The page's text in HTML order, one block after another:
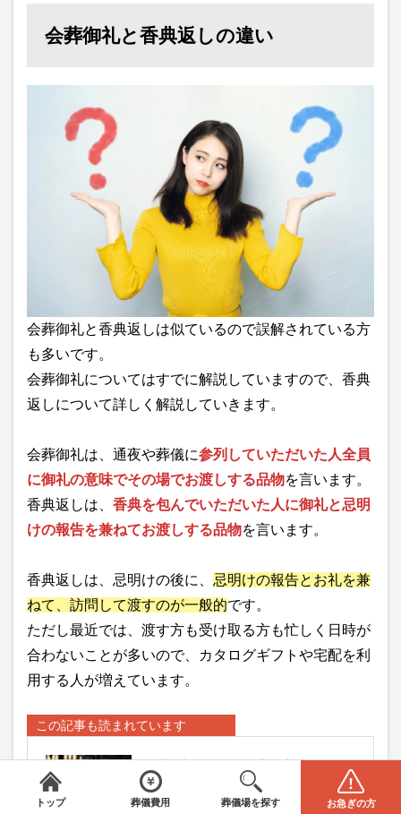
会葬御礼と香典返しの違い
会葬御礼と香典返しは似ているので誤解されている方
も多いです。
会葬御礼についてはすでに解説していますので、香典
返しについて詳しく解説していきます。
会葬御礼は、通夜や葬儀に参列していただいた人全員
に御礼の意味でその場でお渡しする品物を言います。
香典返しは、 香典を包んでいただいた人に御礼と忌明
けの報告を兼ねてお渡しする品物を言います。
香典返しは、忌明けの後に、 忌明けの報告とお礼を兼
ねて、訪問して渡すのが一般的です。
ただし最近では、渡す方も受け取る方も忙しく日時が
合わないことが多いので、カタログギフトや宅配を利
用する人が増えています。
この記事も読まれています
客や代理参列者の対応も説明
トップ 葬儀費用 葬儀場を探す
全国から葬儀場を探す
お急ぎの方
みんなが選んだお葬式 は葬儀場・葬儀社をご案内／
電話をかける(無料) 資料請求